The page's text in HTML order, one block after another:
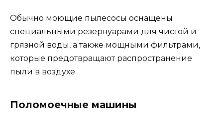
Обычно моющие пылесосы оснащены
специальными резервуарами для чистой и
грязной воды, а также мощными фильтрами,
которые предотвращают распространение
пыли в воздухе.
Поломоечные машины